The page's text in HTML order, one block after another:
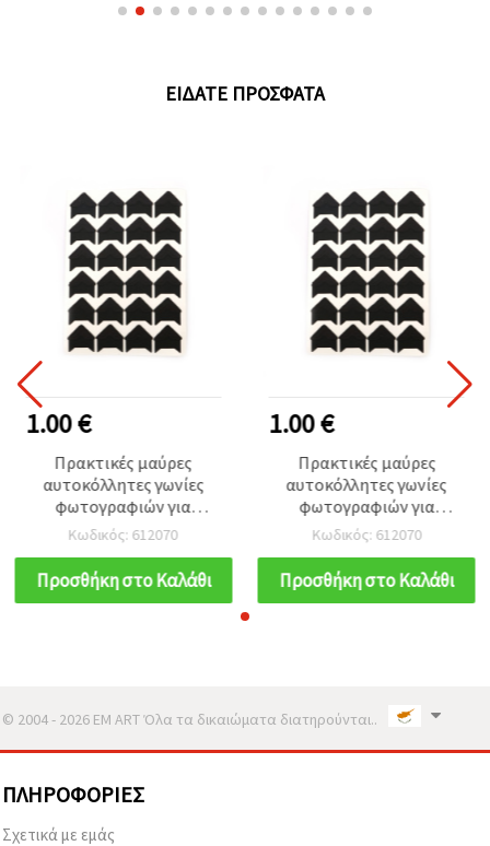
ΕΊΔΑΤΕ ΠΡΌΣΦΑΤΑ
1.00 €
Πρακτικές μαύρες
αυτοκόλλητες γωνίες
φωτογραφιών για
scrapbooking – χωρίς
οξέα, τριγωνικές 21x21
mm, φύλλο 90x125x0,3
mm, συσκευασία 24 τεμ.
Κωδικός: 612070
Προσθήκη στο Καλάθι
1.00 €
Πρακτικές μαύρες
αυτοκόλλητες γωνίες
φωτογραφιών για
scrapbooking – χωρίς
οξέα, τριγωνικές 21x21
mm, φύλλο 90x125x0,3
mm, συσκευασία 24 τεμ.
Κωδικός: 612070
Προσθήκη στο Καλάθι
© 2004 - 2026 EM ART Όλα τα δικαιώματα διατηρούνται..
ΠΛΗΡΟΦΟΡΊΕΣ
Σχετικά με εμάς